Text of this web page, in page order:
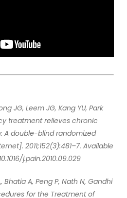
JG, Leem JG, Kang YU, Park
treatment relieves chronic
A double-blind randomized
2011;152(3):481–7. Available
j.pain.2010.09.029
Bhatia A, Peng P, Nath N, Gandhi
for the Treatment of